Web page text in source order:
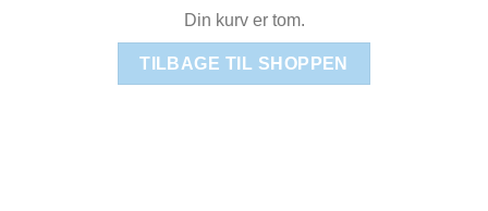
Din kurv er tom.
TILBAGE TIL SHOPPEN